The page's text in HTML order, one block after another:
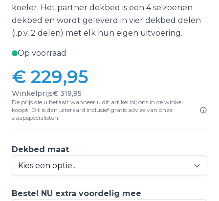
koeler. Het partner dekbed is een 4 seizoenen
dekbed en wordt geleverd in vier dekbed delen
(i.p.v. 2 delen) met elk hun eigen uitvoering.
Op voorraad
Vanaf:
€ 229,95
Winkelprijs€ 319,95
De prijs die u betaalt wanneer u dit artikel bij ons in de winkel
koopt. Dit is dan uiteraard inclusief gratis advies van onze
slaapspecialisten.
Dekbed maat
Bestel NU extra voordelig mee